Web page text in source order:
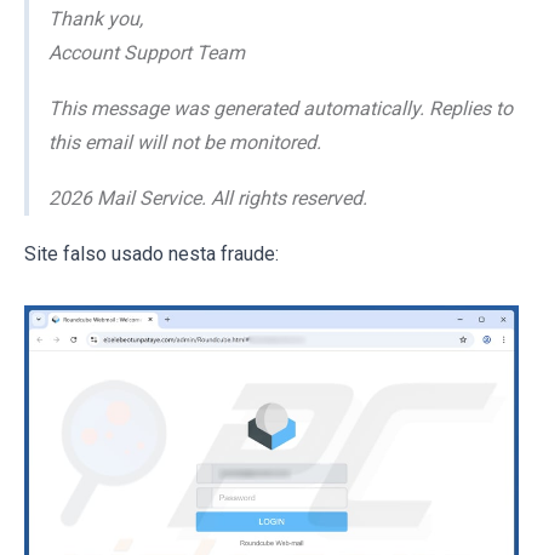
Thank you,
Account Support Team
This message was generated automatically. Replies to
this email will not be monitored.
2026 Mail Service. All rights reserved.
Site falso usado nesta fraude: